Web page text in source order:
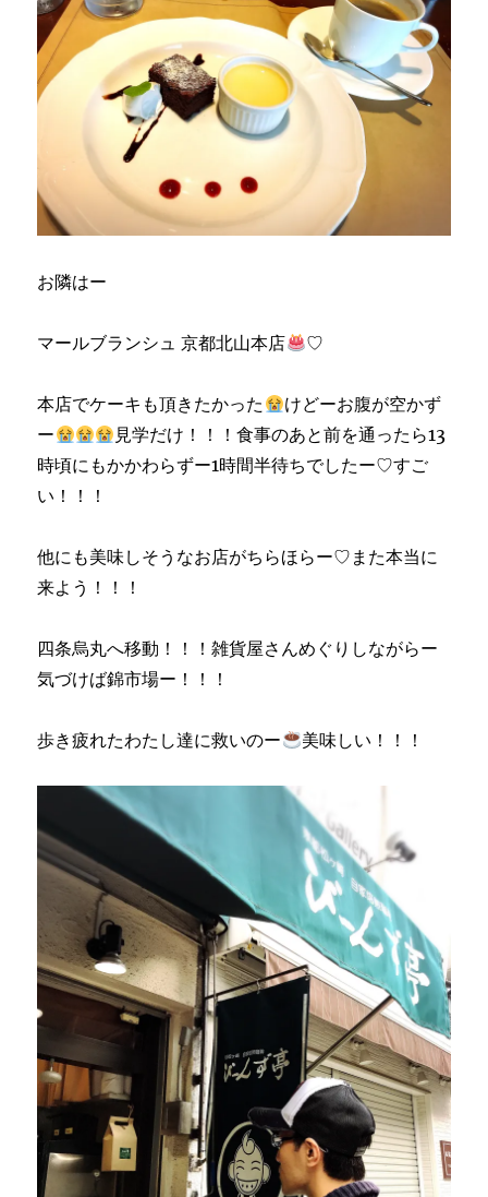
お隣はー
マールブランシュ 京都北山本店 ♡
本店でケーキも頂きたかった
けどーお腹が空かず
ー
見学だけ！！！食事のあと前を通ったら13
時頃にもかかわらずー1時間半待ちでしたー♡すご
い！！！
他にも美味しそうなお店がちらほらー♡また本当に
来よう！！！
四条烏丸へ移動！！！雑貨屋さんめぐりしながらー
気づけば錦市場ー！！！
歩き疲れたわたし達に救いのー 美味しい！！！